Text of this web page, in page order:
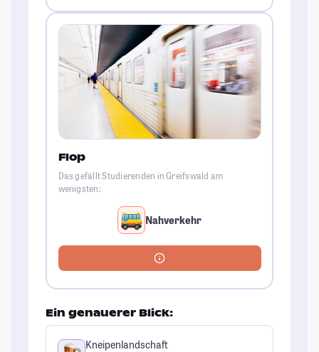
Flop
Das gefällt Studierenden in Greifswald am
wenigsten:
Nahverkehr
Ein genauerer Blick:
Kneipenlandschaft